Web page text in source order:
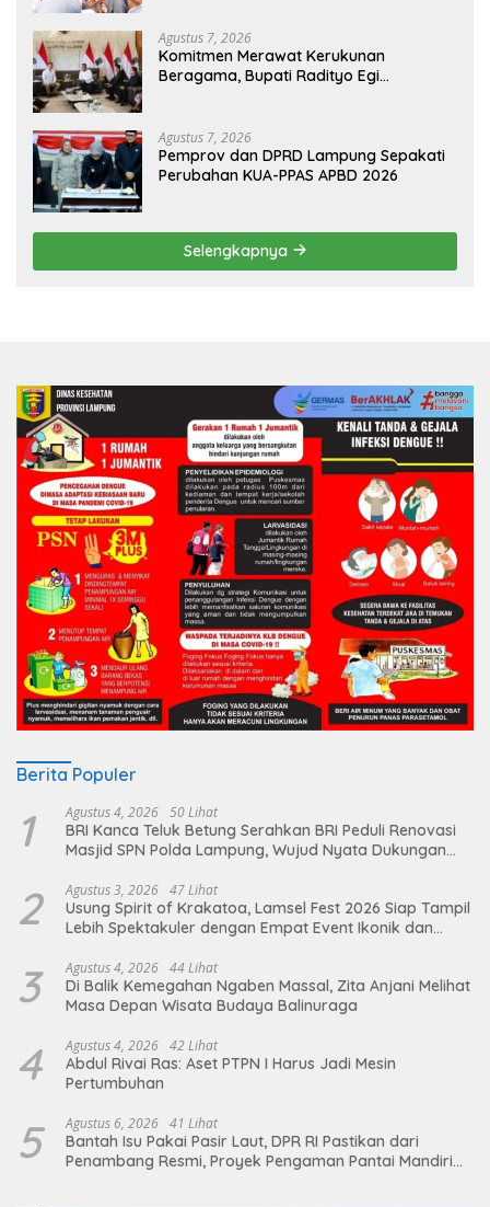
Agustus 7, 2026
Komitmen Merawat Kerukunan
Beragama, Bupati Radityo Egi
Agustus 7, 2026
Pemprov dan DPRD Lampung Sepakati
Perubahan KUA-PPAS APBD 2026
Selengkapnya
Berita Populer
1 Agustus 4, 2026 50 Lihat
BRI Kanca Teluk Betung Serahkan BRI Peduli Renovasi
Masjid SPN Polda Lampung, Wujud Nyata Dukungan
2 Agustus 3, 2026 47 Lihat
Usung Spirit of Krakatoa, Lamsel Fest 2026 Siap Tampil
Lebih Spektakuler dengan Empat Event Ikonik dan
3 Agustus 4, 2026 44 Lihat
Di Balik Kemegahan Ngaben Massal, Zita Anjani Melihat
Masa Depan Wisata Budaya Balinuraga
4 Agustus 4, 2026 42 Lihat
Abdul Rivai Ras: Aset PTPN I Harus Jadi Mesin
Pertumbuhan
5 Agustus 6, 2026 41 Lihat
Bantah Isu Pakai Pasir Laut, DPR RI Pastikan dari
Penambang Resmi, Proyek Pengaman Pantai Mandiri